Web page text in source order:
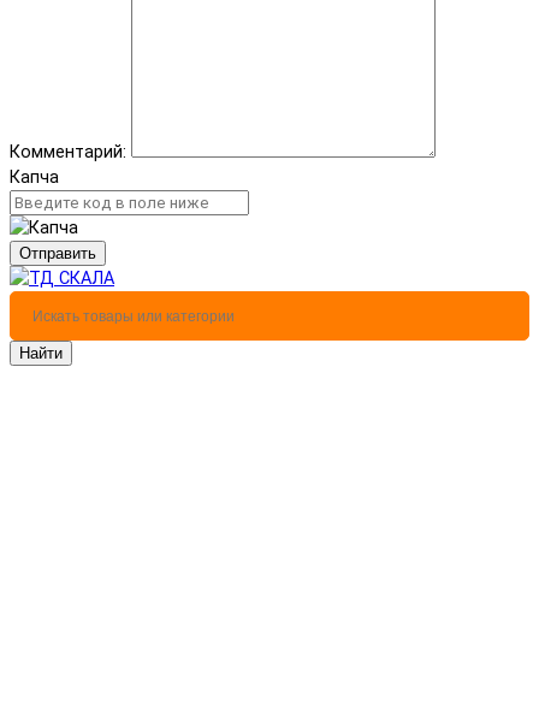
Комментарий:
Капча
Отправить
Найти